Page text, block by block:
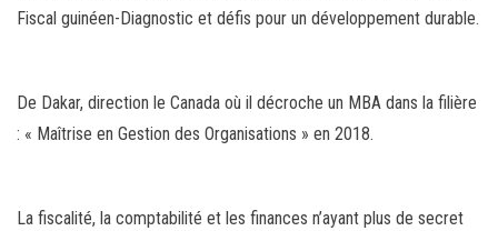
Fiscal guinéen-Diagnostic et défis pour un développement durable.
De Dakar, direction le Canada où il décroche un MBA dans la filière
: « Maîtrise en Gestion des Organisations » en 2018.
La fiscalité, la comptabilité et les finances n’ayant plus de secret